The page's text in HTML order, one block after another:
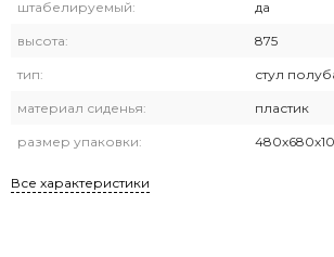
штабелируемый: да
высота: 875
тип: стул
материал сиденья: пластик
размер упаковки:
Все характеристики